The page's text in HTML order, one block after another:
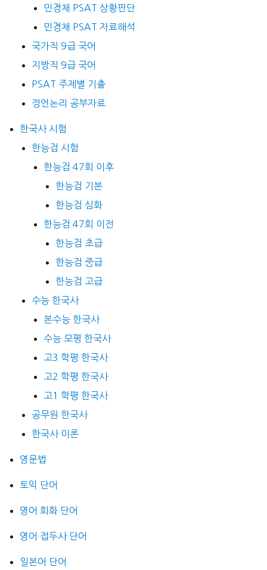
민경채 PSAT 상황판단
민경채 PSAT 자료해석
국가직 9급 국어
지방직 9급 국어
PSAT 주제별 기출
정언논리 공부자료
한국사 시험
한능검 시험
한능검 47회 이후
한능검 기본
한능검 심화
한능검 47회 이전
한능검 초급
한능검 중급
한능검 고급
수능 한국사
본수능 한국사
수능 모평 한국사
고3 학평 한국사
고2 학평 한국사
고1 학평 한국사
공무원 한국사
한국사 이론
영문법
토익 단어
영어 회화 단어
영어 접두사 단어
일본어 단어